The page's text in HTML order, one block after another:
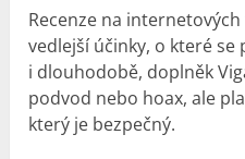
Recenze na
vedlejší účinky, o které
i dlouhodobě, doplněk
podvod nebo hoax, ale
který je bezpečný.